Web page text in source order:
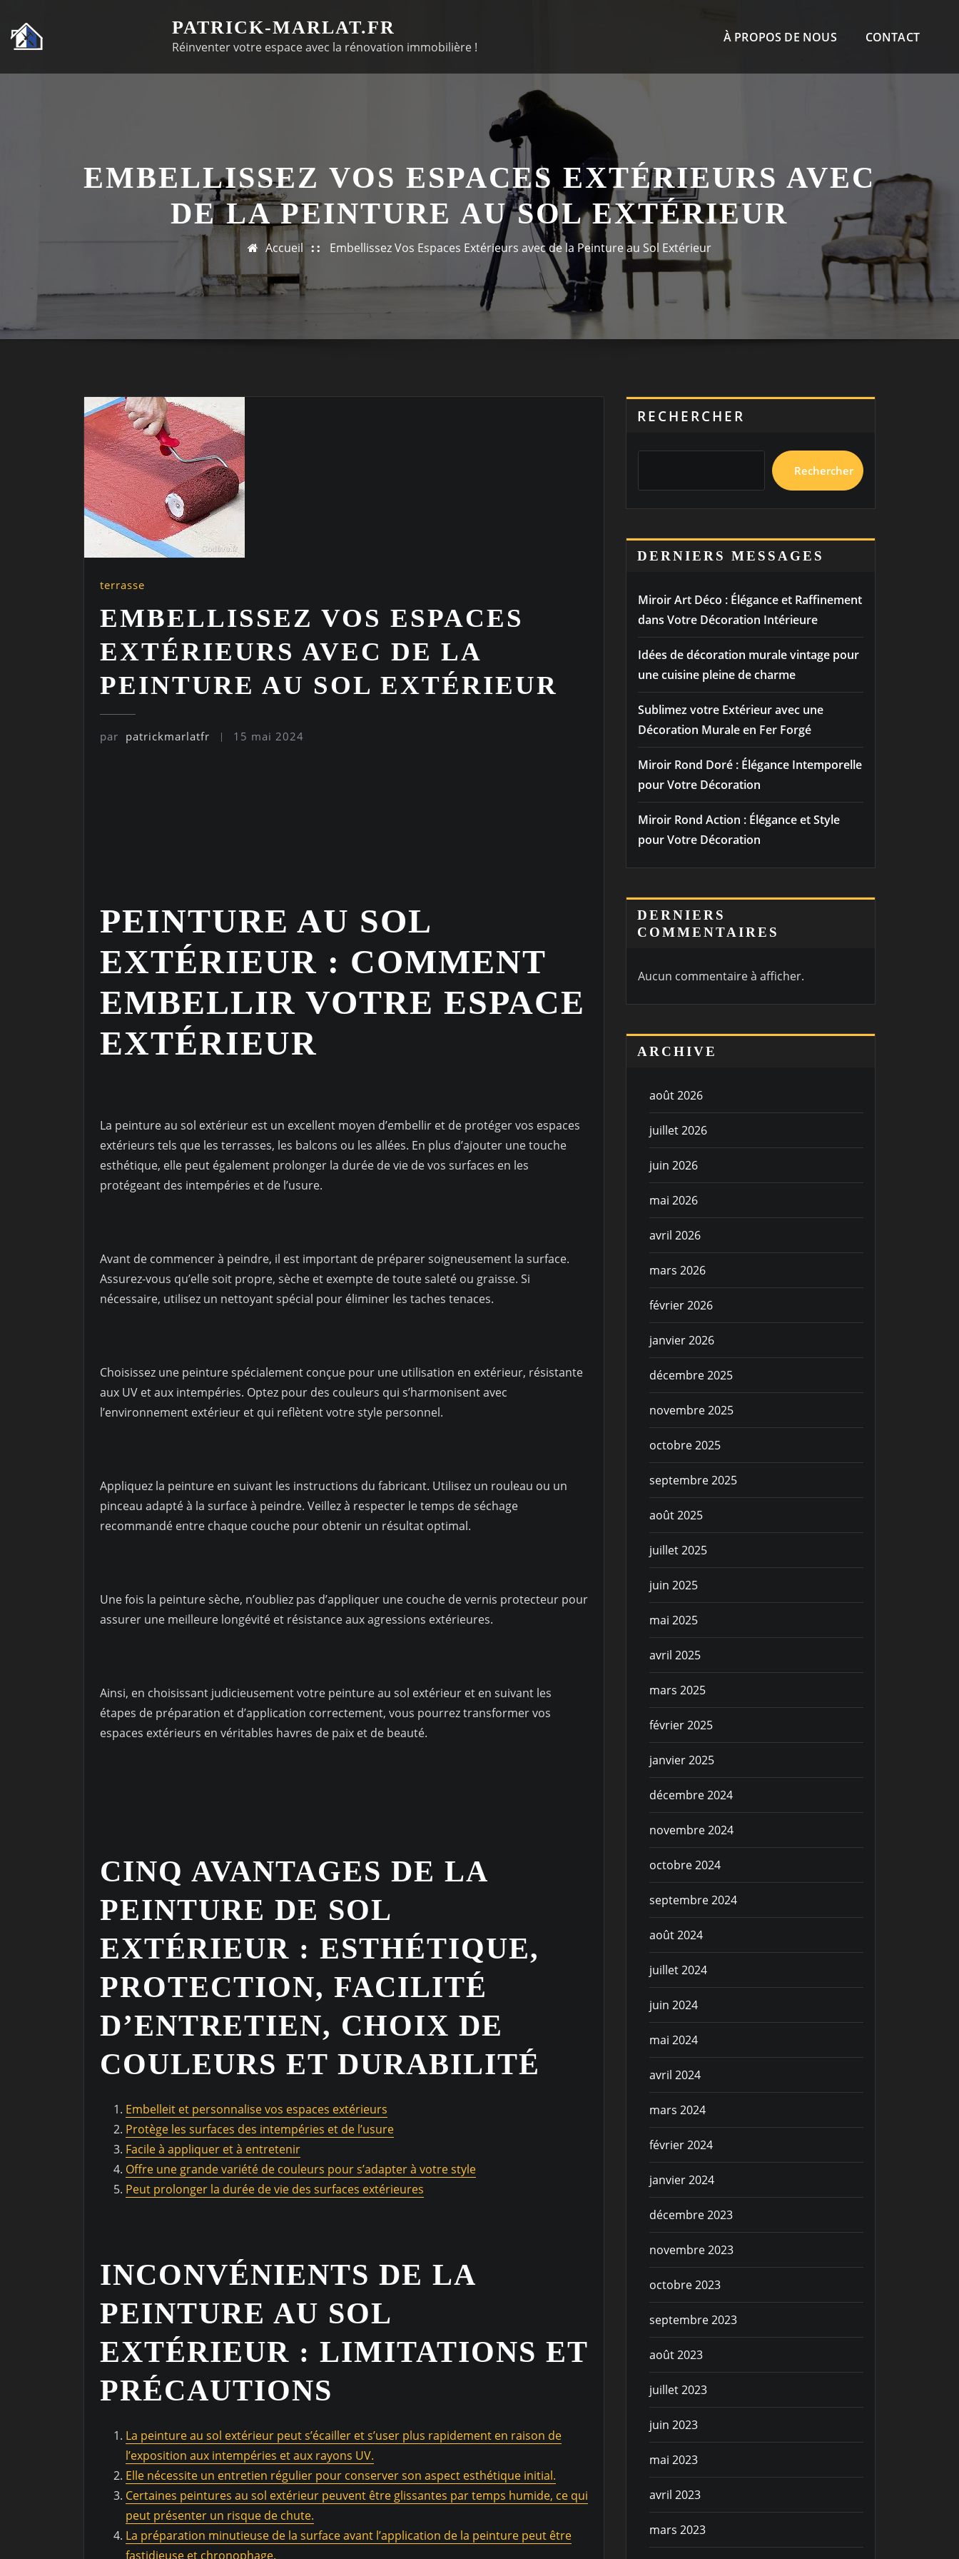
au
contenu
PATRICK-MARLAT.FR
Réinventer votre espace avec la rénovation immobilière !
À PROPOS DE NOUS CONTACT
EMBELLISSEZ VOS ESPACES EXTÉRIEURS AVEC
DE LA PEINTURE AU SOL EXTÉRIEUR
Accueil Embellissez Vos Espaces Extérieurs avec de la Peinture au Sol Extérieur
terrasse
EMBELLISSEZ VOS ESPACES
EXTÉRIEURS AVEC DE LA
PEINTURE AU SOL EXTÉRIEUR
par patrickmarlatfr 15 mai 2024
PEINTURE AU SOL
EXTÉRIEUR : COMMENT
EMBELLIR VOTRE ESPACE
EXTÉRIEUR
La peinture au sol extérieur est un excellent moyen d’embellir et de protéger vos espaces
extérieurs tels que les terrasses, les balcons ou les allées. En plus d’ajouter une touche
esthétique, elle peut également prolonger la durée de vie de vos surfaces en les
protégeant des intempéries et de l’usure.
Avant de commencer à peindre, il est important de préparer soigneusement la surface.
Assurez-vous qu’elle soit propre, sèche et exempte de toute saleté ou graisse. Si
nécessaire, utilisez un nettoyant spécial pour éliminer les taches tenaces.
Choisissez une peinture spécialement conçue pour une utilisation en extérieur, résistante
aux UV et aux intempéries. Optez pour des couleurs qui s’harmonisent avec
l’environnement extérieur et qui reflètent votre style personnel.
Appliquez la peinture en suivant les instructions du fabricant. Utilisez un rouleau ou un
pinceau adapté à la surface à peindre. Veillez à respecter le temps de séchage
recommandé entre chaque couche pour obtenir un résultat optimal.
Une fois la peinture sèche, n’oubliez pas d’appliquer une couche de vernis protecteur pour
assurer une meilleure longévité et résistance aux agressions extérieures.
Ainsi, en choisissant judicieusement votre peinture au sol extérieur et en suivant les
étapes de préparation et d’application correctement, vous pourrez transformer vos
espaces extérieurs en véritables havres de paix et de beauté.
CINQ AVANTAGES DE LA
PEINTURE DE SOL
EXTÉRIEUR : ESTHÉTIQUE,
PROTECTION, FACILITÉ
D’ENTRETIEN, CHOIX DE
COULEURS ET DURABILITÉ
Embelleit et personnalise vos espaces extérieurs
Protège les surfaces des intempéries et de l’usure
Facile à appliquer et à entretenir
Offre une grande variété de couleurs pour s’adapter à votre style
Peut prolonger la durée de vie des surfaces extérieures
INCONVÉNIENTS DE LA
PEINTURE AU SOL
EXTÉRIEUR : LIMITATIONS ET
PRÉCAUTIONS
La peinture au sol extérieur peut s’écailler et s’user plus rapidement en raison de
l’exposition aux intempéries et aux rayons UV.
Elle nécessite un entretien régulier pour conserver son aspect esthétique initial.
Certaines peintures au sol extérieur peuvent être glissantes par temps humide, ce qui
peut présenter un risque de chute.
La préparation minutieuse de la surface avant l’application de la peinture peut être
fastidieuse et chronophage.
RECHERCHER
Rechercher
DERNIERS MESSAGES
Miroir Art Déco : Élégance et Raffinement
dans Votre Décoration Intérieure
Idées de décoration murale vintage pour
une cuisine pleine de charme
Sublimez votre Extérieur avec une
Décoration Murale en Fer Forgé
Miroir Rond Doré : Élégance Intemporelle
pour Votre Décoration
Miroir Rond Action : Élégance et Style
pour Votre Décoration
DERNIERS
COMMENTAIRES
Aucun commentaire à afficher.
ARCHIVE
août 2026
juillet 2026
juin 2026
mai 2026
avril 2026
mars 2026
février 2026
janvier 2026
décembre 2025
novembre 2025
octobre 2025
septembre 2025
août 2025
juillet 2025
juin 2025
mai 2025
avril 2025
mars 2025
février 2025
janvier 2025
décembre 2024
novembre 2024
octobre 2024
septembre 2024
août 2024
juillet 2024
juin 2024
mai 2024
avril 2024
mars 2024
février 2024
janvier 2024
décembre 2023
novembre 2023
octobre 2023
septembre 2023
août 2023
juillet 2023
juin 2023
mai 2023
avril 2023
mars 2023